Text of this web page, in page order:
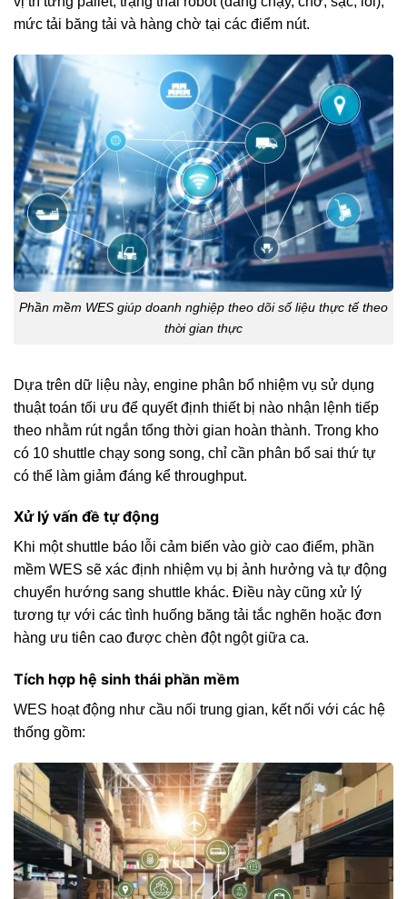
mức tải băng tải và hàng chờ tại các điểm nút.
Phần mềm WES giúp doanh nghiệp theo dõi số liệu thực tế theo
thời gian thực
Dựa trên dữ liệu này, engine phân bổ nhiệm vụ sử dụng
thuật toán tối ưu để quyết định thiết bị nào nhận lệnh tiếp
theo nhằm rút ngắn tổng thời gian hoàn thành. Trong kho
có 10 shuttle chạy song song, chỉ cần phân bổ sai thứ tự
có thể làm giảm đáng kể throughput.
Xử lý vấn đề tự động
Khi một shuttle báo lỗi cảm biến vào giờ cao điểm, phần
mềm WES sẽ xác định nhiệm vụ bị ảnh hưởng và tự động
chuyển hướng sang shuttle khác. Điều này cũng xử lý
tương tự với các tình huống băng tải tắc nghẽn hoặc đơn
hàng ưu tiên cao được chèn đột ngột giữa ca.
Tích hợp hệ sinh thái phần mềm
WES hoạt động như cầu nối trung gian, kết nối với các hệ
thống gồm: